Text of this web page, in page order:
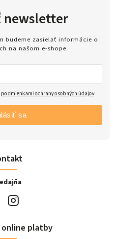
newsletter
budeme zasielať informácie o
na našom e-shope.
podmienkami ochrany osobných údajov
sa
online platby